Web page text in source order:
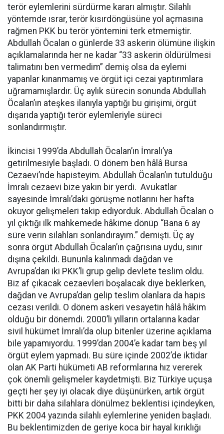
terör eylemlerini sürdürme kararı almıştır. Silahlı
yöntemde ısrar, terör kısırdöngüsüne yol açmasına
rağmen PKK bu terör yöntemini terk etmemiştir.
Abdullah Öcalan o günlerde 33 askerin ölümüne ilişkin
açıklamalarında her ne kadar “33 askerin öldürülmesi
talimatını ben vermedim” demiş olsa da eylemi
yapanlar kınanmamış ve örgüt içi cezai yaptırımlara
uğramamışlardır. Üç aylık sürecin sonunda Abdullah
Öcalan’ın ateşkes ilanıyla yaptığı bu girişimi, örgüt
dışarıda yaptığı terör eylemleriyle süreci
sonlandırmıştır.
İkincisi 1999’da Abdullah Öcalan’ın İmralı’ya
getirilmesiyle başladı. O dönem ben hâlâ Bursa
Cezaevi’nde hapisteyim. Abdullah Öcalan’ın tutulduğu
İmralı cezaevi bize yakın bir yerdi. Avukatlar
sayesinde İmralı’daki görüşme notlarını her hafta
okuyor gelişmeleri takip ediyorduk. Abdullah Öcalan o
yıl çıktığı ilk mahkemede hâkime dönüp “Bana 6 ay
süre verin silahları sonlandırayım.” demişti. Üç ay
sonra örgüt Abdullah Öcalan’ın çağrısına uydu, sınır
dışına çekildi. Bununla kalınmadı dağdan ve
Avrupa’dan iki PKK’li grup gelip devlete teslim oldu.
Biz af çıkacak cezaevleri boşalacak diye beklerken,
dağdan ve Avrupa’dan gelip teslim olanlara da hapis
cezası verildi. O dönem askeri vesayetin hâlâ hâkim
olduğu bir dönemdi. 2000’li yılların ortalarına kadar
sivil hükümet İmralı’da olup bitenler üzerine açıklama
bile yapamıyordu. 1999’dan 2004’e kadar tam beş yıl
örgüt eylem yapmadı. Bu süre içinde 2002’de iktidar
olan AK Parti hükümeti AB reformlarına hız vererek
çok önemli gelişmeler kaydetmişti. Biz Türkiye uçuşa
geçti her şey iyi olacak diye düşünürken, artık örgüt
bitti bir daha silahlara dönülmez beklentisi içindeyken,
PKK 2004 yazında silahlı eylemlerine yeniden başladı.
Bu beklentimizden de geriye koca bir hayal kırıklığı